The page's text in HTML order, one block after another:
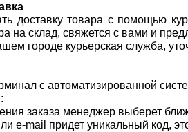
доставку товара с помощью
на склад, свяжется с вами и
городе курьерская служба,
с автоматизированной
заказа менеджер выберет
e-mail придет уникальный код,